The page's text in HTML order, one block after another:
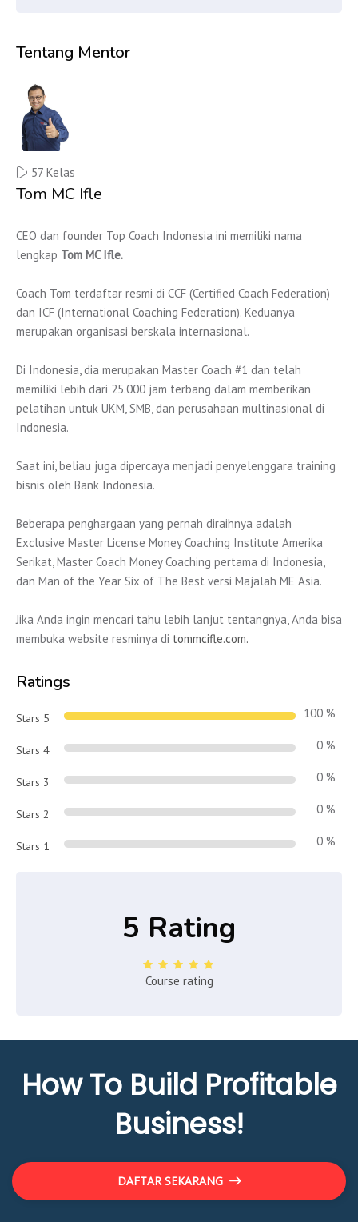
Tentang Mentor
57 Kelas
Tom MC Ifle
CEO dan founder Top Coach Indonesia ini memiliki nama
lengkap Tom MC Ifle.
Coach Tom terdaftar resmi di CCF (Certified Coach Federation)
dan ICF (International Coaching Federation). Keduanya
merupakan organisasi berskala internasional.
Di Indonesia, dia merupakan Master Coach #1 dan telah
memiliki lebih dari 25.000 jam terbang dalam memberikan
pelatihan untuk UKM, SMB, dan perusahaan multinasional di
Indonesia.
Saat ini, beliau juga dipercaya menjadi penyelenggara training
bisnis oleh Bank Indonesia.
Beberapa penghargaan yang pernah diraihnya adalah
Exclusive Master License Money Coaching Institute Amerika
Serikat, Master Coach Money Coaching pertama di Indonesia,
dan Man of the Year Six of The Best versi Majalah ME Asia.
Jika Anda ingin mencari tahu lebih lanjut tentangnya, Anda bisa
membuka website resminya di tommcifle.com.
Ratings
Stars 5 100 %
Stars 4 0 %
Stars 3 0 %
Stars 2 0 %
Stars 1 0 %
5 Rating
Course rating
How To Build Profitable
Business!
DAFTAR SEKARANG